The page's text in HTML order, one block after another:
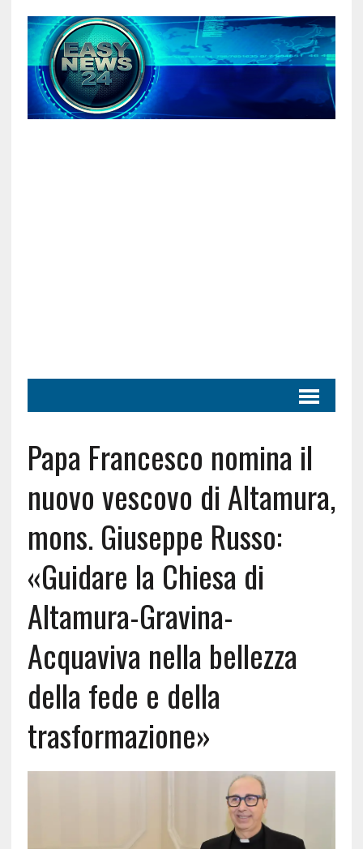
Papa Francesco nomina il
nuovo vescovo di Altamura,
mons. Giuseppe Russo:
«Guidare la Chiesa di
Altamura-Gravina-
Acquaviva nella bellezza
della fede e della
trasformazione»